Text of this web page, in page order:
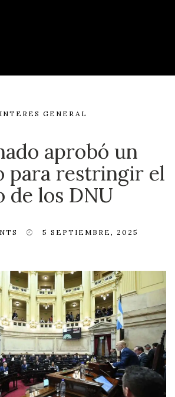
INTERES GENERAL
aprobó un
para restringir el
de los DNU
5 SEPTIEMBRE, 2025